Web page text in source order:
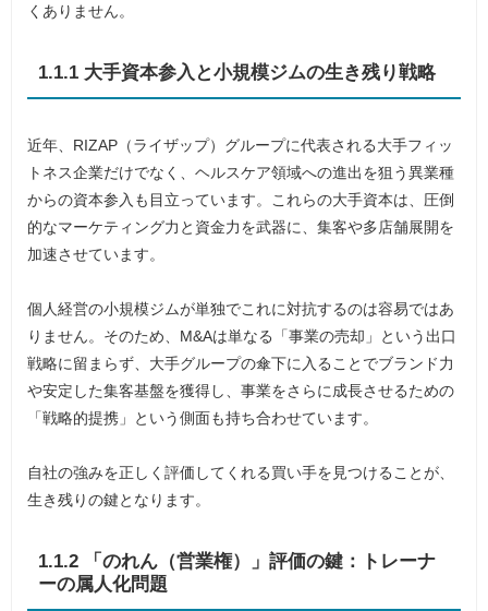
くありません。
1.1.1 大手資本参入と小規模ジムの生き残り戦略
近年、RIZAP（ライザップ）グループに代表される大手フィッ
トネス企業だけでなく、ヘルスケア領域への進出を狙う異業種
からの資本参入も目立っています。これらの大手資本は、圧倒
的なマーケティング力と資金力を武器に、集客や多店舗展開を
加速させています。
個人経営の小規模ジムが単独でこれに対抗するのは容易ではあ
りません。そのため、M&Aは単なる「事業の売却」という出口
戦略に留まらず、大手グループの傘下に入ることでブランド力
や安定した集客基盤を獲得し、事業をさらに成長させるための
「戦略的提携」という側面も持ち合わせています。
自社の強みを正しく評価してくれる買い手を見つけることが、
生き残りの鍵となります。
1.1.2 「のれん（営業権）」評価の鍵：トレーナ
ーの属人化問題